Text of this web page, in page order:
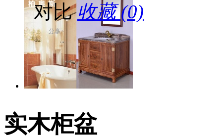
对比 收藏 (0)
分享
实木柜盆